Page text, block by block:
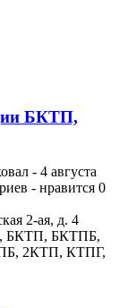
БКТП,
- 4 августа
- нравится 0
2-ая, д. 4
БКТП, БКТПБ,
2КТП, КТПГ,